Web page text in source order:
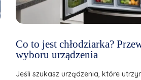
Co to jest chłodziarka?
wyboru urządzenia
Jeśli szukasz urządzenia, które